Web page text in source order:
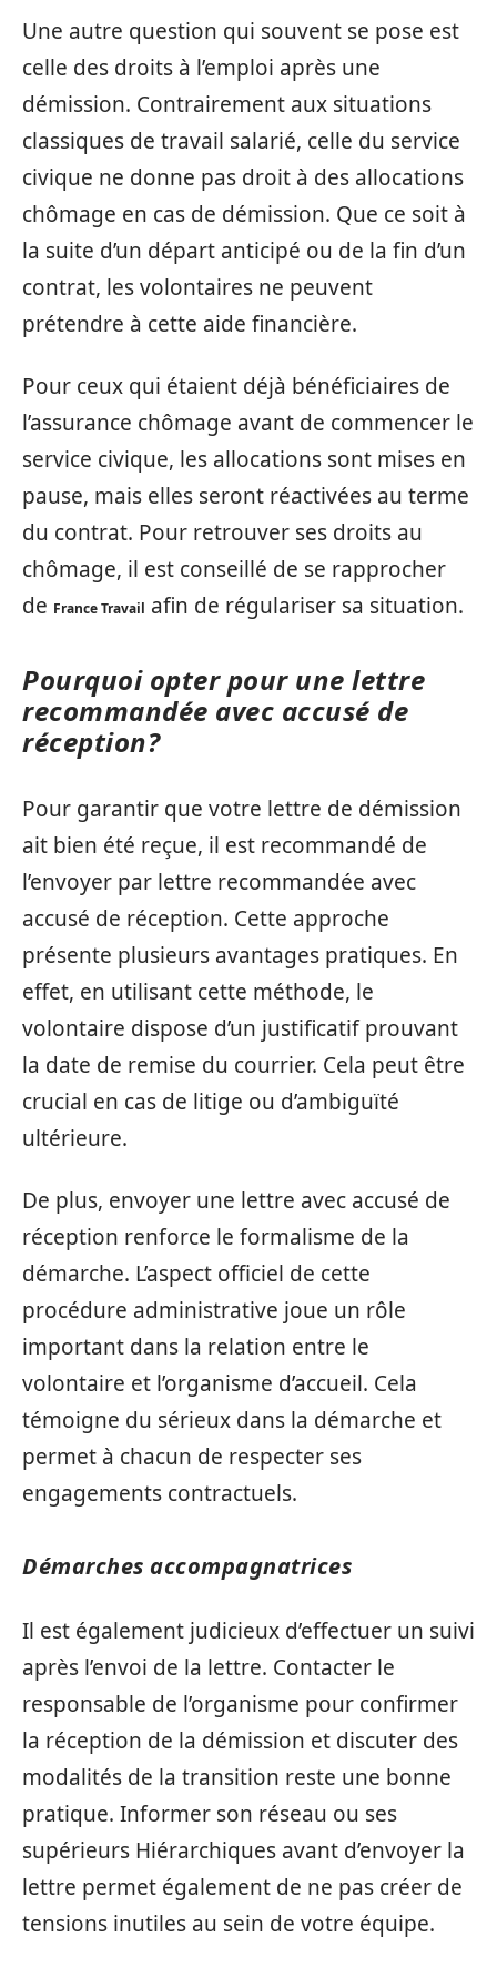
Une autre question qui souvent se pose est
celle des droits à l’emploi après une
démission. Contrairement aux situations
classiques de travail salarié, celle du service
civique ne donne pas droit à des allocations
chômage en cas de démission. Que ce soit à
la suite d’un départ anticipé ou de la fin d’un
contrat, les volontaires ne peuvent
prétendre à cette aide financière.
Pour ceux qui étaient déjà bénéficiaires de
l’assurance chômage avant de commencer le
service civique, les allocations sont mises en
pause, mais elles seront réactivées au terme
du contrat. Pour retrouver ses droits au
chômage, il est conseillé de se rapprocher
de France Travail afin de régulariser sa situation.
Pourquoi opter pour une lettre
recommandée avec accusé de
réception?
Pour garantir que votre lettre de démission
ait bien été reçue, il est recommandé de
l’envoyer par lettre recommandée avec
accusé de réception. Cette approche
présente plusieurs avantages pratiques. En
effet, en utilisant cette méthode, le
volontaire dispose d’un justificatif prouvant
la date de remise du courrier. Cela peut être
crucial en cas de litige ou d’ambiguïté
ultérieure.
De plus, envoyer une lettre avec accusé de
réception renforce le formalisme de la
démarche. L’aspect officiel de cette
procédure administrative joue un rôle
important dans la relation entre le
volontaire et l’organisme d’accueil. Cela
témoigne du sérieux dans la démarche et
permet à chacun de respecter ses
engagements contractuels.
Démarches accompagnatrices
Il est également judicieux d’effectuer un suivi
après l’envoi de la lettre. Contacter le
responsable de l’organisme pour confirmer
la réception de la démission et discuter des
modalités de la transition reste une bonne
pratique. Informer son réseau ou ses
supérieurs Hiérarchiques avant d’envoyer la
lettre permet également de ne pas créer de
tensions inutiles au sein de votre équipe.